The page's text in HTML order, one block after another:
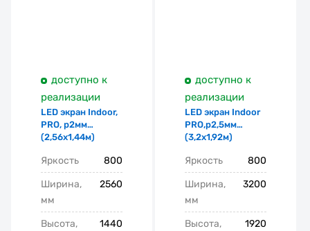
доступно к
реализации
LED экран Indoor,
PRO, p2мм
(2,56х1,44м)
Яркость
800
Ширина,
мм
2560
Высота,
1440
доступно к
реализации
LED экран Indoor
PRO,p2,5мм
(3,2х1,92м)
Яркость
800
Ширина,
мм
3200
Высота,
1920